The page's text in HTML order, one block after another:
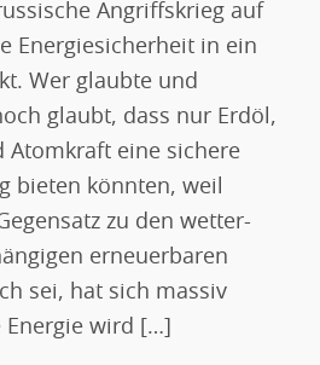
Angriffskrieg auf
Energiesicherheit in ein
Wer glaubte und
glaubt, dass nur Erdöl,
Atomkraft eine sichere
bieten könnten, weil
zu den wetter-
erneuerbaren
sei, hat sich massiv
Energie wird […]